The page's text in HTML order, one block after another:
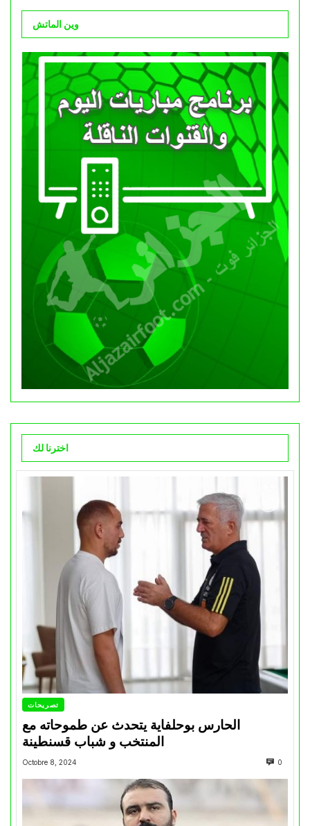
وين الماتش
اخترنا لك
تصريحات
الحارس بوحلفاية يتحدث عن طموحاته مع
المنتخب و شباب قسنطينة
Octobre 8, 2024 0